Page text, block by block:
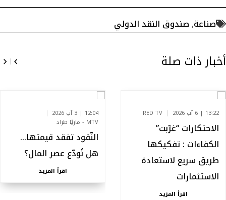
صناعة,صندوق النقد الدولي
أخبار ذات صلة
13:22 | 6 آب 2026 RED TV
الاحتكارات “غرّبت”
الكفاءات : تفكيكها
طريق سريع لاستعادة
الاستثمارات
اقرأ المزيد
12:04 | 3 آب 2026
MTV - ماريّا طراد
النّقود تفقد قيمتها…
هل نُودّع عصر المال؟
اقرأ المزيد